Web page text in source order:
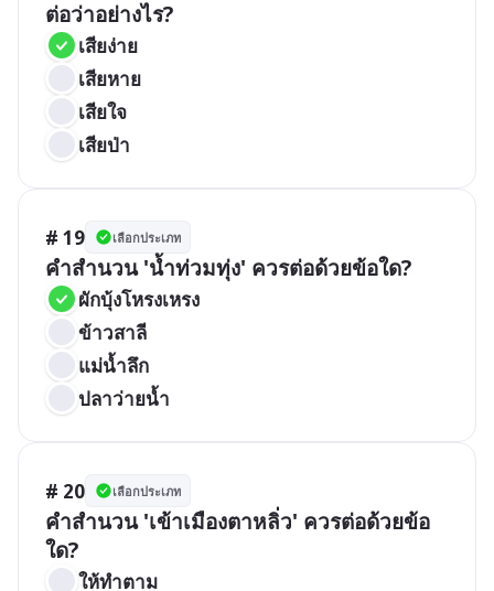
ต่อว่าอย่างไร?
เสียง่าย
เสียหาย
เสียใจ
เสียป่า
# 19 เลือกประเภท
คำสำนวน 'น้ำท่วมทุ่ง' ควรต่อด้วยข้อใด?
ผักบุ้งโหรงเหรง
ข้าวสาลี
แม่น้ำลึก
ปลาว่ายน้ำ
# 20 เลือกประเภท
คำสำนวน 'เข้าเมืองตาหลิ่ว' ควรต่อด้วยข้อ
ใด?
ให้ทำตาม